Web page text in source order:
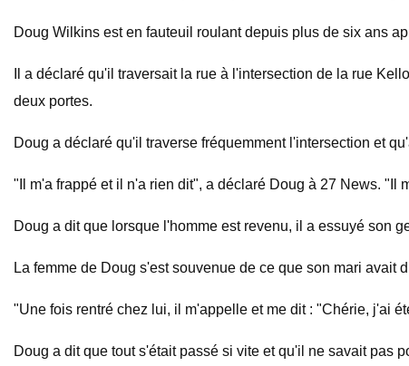
Doug Wilkins est en fauteuil roulant depuis plus de six ans
Il a déclaré qu'il traversait la rue à l'intersection de la rue
deux portes.
Doug a déclaré qu'il traverse fréquemment l'intersection et
"Il m'a frappé et il n'a rien dit", a déclaré Doug à 27 News. "Il
Doug a dit que lorsque l'homme est revenu, il a essuyé son
La femme de Doug s'est souvenue de ce que son mari avait
"Une fois rentré chez lui, il m'appelle et me dit : "Chérie, j'ai
Doug a dit que tout s'était passé si vite et qu'il ne savait pas